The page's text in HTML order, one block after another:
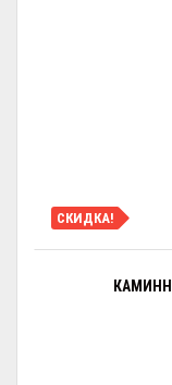
СКИДКА!